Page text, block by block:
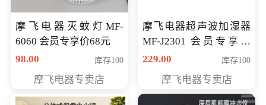
摩飞电器灭蚊灯MF-
6060 会员专享价68元
98.00
库存100
摩飞电器专卖店
摩飞电器超声波加湿器
MF-J2301 会员专享价
168元
229.00 库存100
摩飞电器专卖店